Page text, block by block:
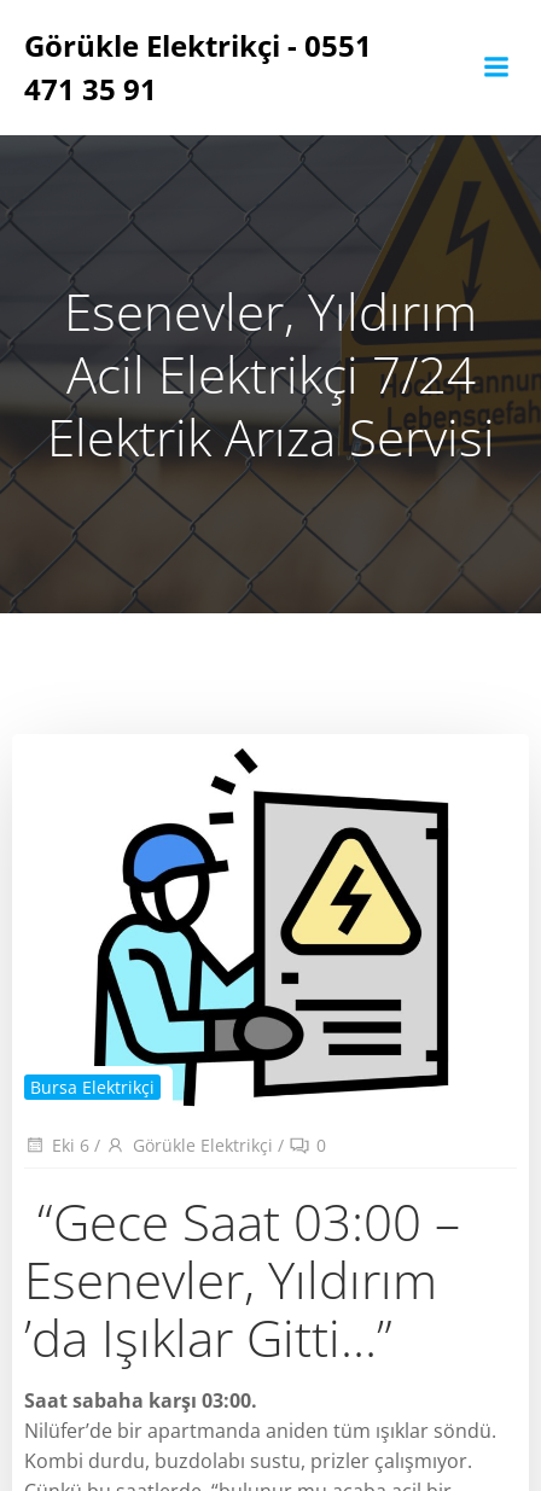
geç
Görükle Elektrikçi - 0551
471 35 91
Esenevler, Yıldırım
Acil Elektrikçi 7/24
Elektrik Arıza Servisi
Bursa Elektrikçi
Eki 6 / Görükle Elektrikçi / 0
“Gece Saat 03:00 –
Esenevler, Yıldırım
’da Işıklar Gitti…”
Saat sabaha karşı 03:00.
Nilüfer’de bir apartmanda aniden tüm ışıklar söndü.
Kombi durdu, buzdolabı sustu, prizler çalışmıyor.